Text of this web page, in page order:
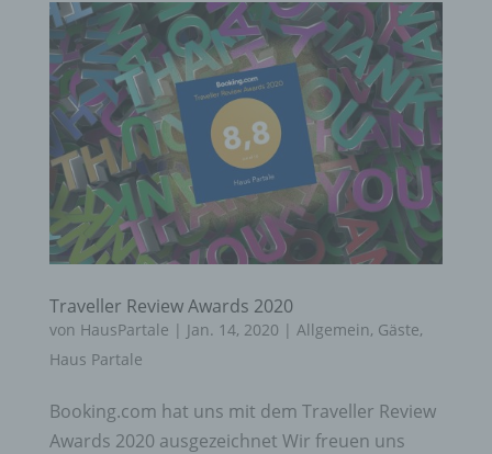
Traveller Review Awards 2020
von HausPartale | Jan. 14, 2020 | Allgemein, Gäste,
Haus Partale
Booking.com hat uns mit dem Traveller Review
Awards 2020 ausgezeichnet Wir freuen uns